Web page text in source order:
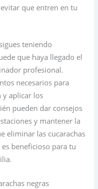
que entren en tu
teniendo
que haya llegado el
profesional.
necesarios para
y aplicar los
pueden dar consejos
y mantener la
eliminar las cucarachas
beneficioso para tu
negras